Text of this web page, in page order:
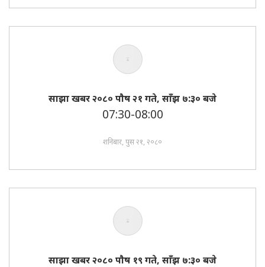
साझा खबर २०८० पाैष २१ गते, साँझ ७:३० बजे
07:30-08:00
शनिबार, पुस २१, २०८०
साझा खबर २०८० पाैष १९ गते, साँझ ७:३० बजे